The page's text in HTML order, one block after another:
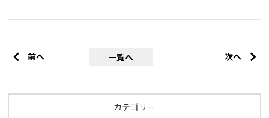
前へ 一覧へ 次へ
カテゴリー